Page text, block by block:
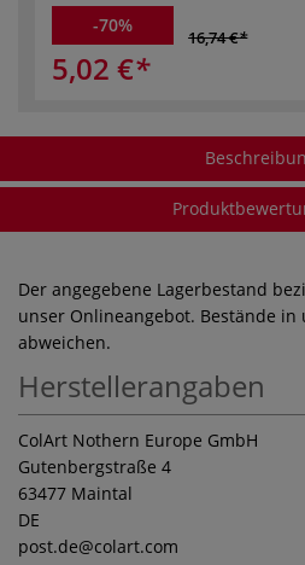
-70%
16,74 €
5,02 €
Der angegebene Lagerbestand
unser Onlineangebot. Bestände in
abweichen.
Herstellerangaben
ColArt Nothern Europe GmbH
Gutenbergstraße 4
63477 Maintal
DE
post.de@colart.com